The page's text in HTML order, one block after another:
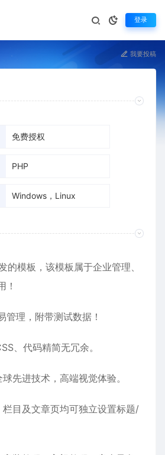
登录
我要投稿
免费授权
PHP
Windows，Linux
的模板，该模板属于企业管理、
！
管理，附带测试数据！
、代码精简无冗余。
先进技术，高端视觉体验。
目及文章页均可独立设置标题/